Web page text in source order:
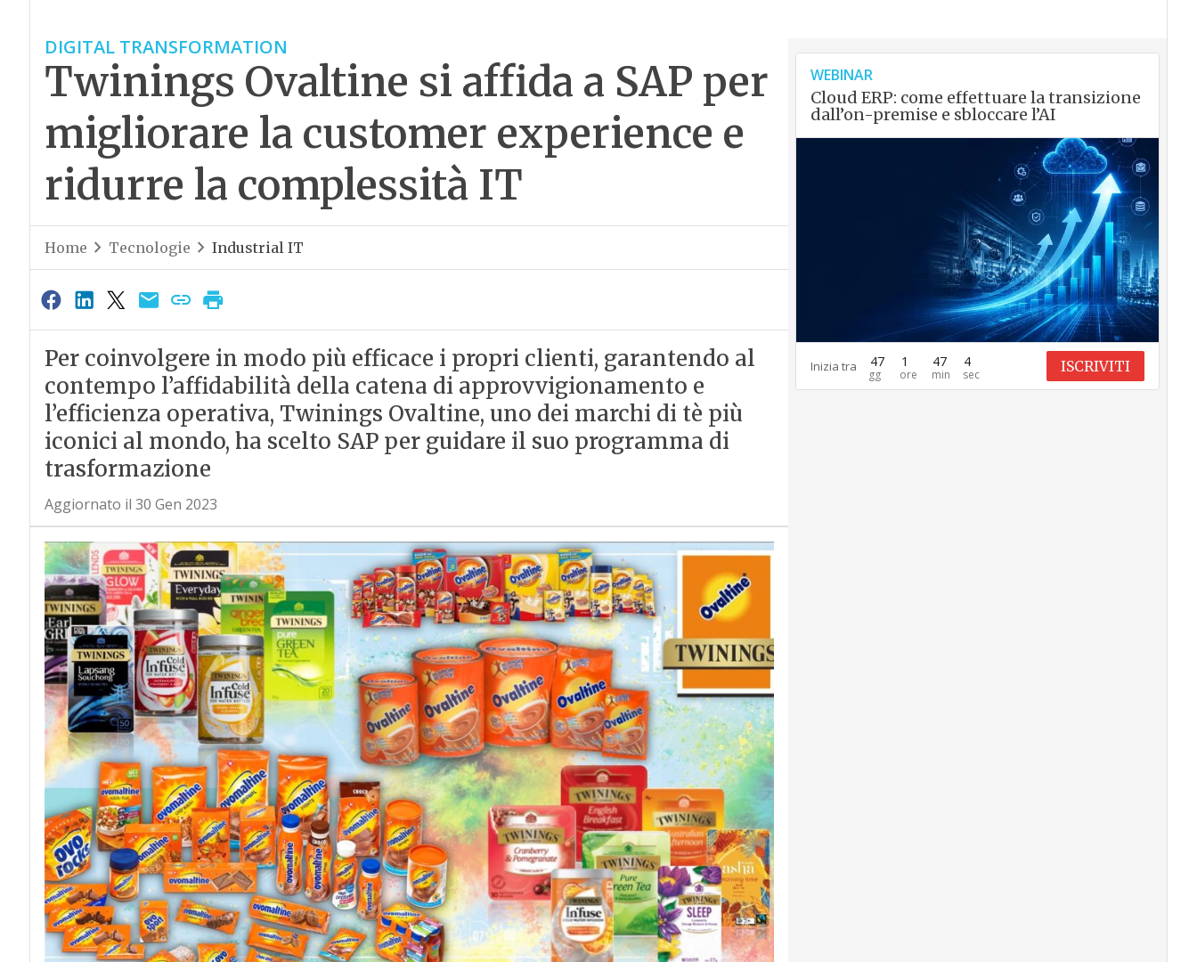
DIGITAL TRANSFORMATION
Twinings Ovaltine si affida a SAP per
migliorare la customer experience e
ridurre la complessità IT
Home Tecnologie Industrial IT
Per coinvolgere in modo più efficace i propri clienti, garantendo al
contempo l’affidabilità della catena di approvvigionamento e
l’efficienza operativa, Twinings Ovaltine, uno dei marchi di tè più
iconici al mondo, ha scelto SAP per guidare il suo programma di
trasformazione
Aggiornato il 30 Gen 2023
WEBINAR
Cloud ERP: come effettuare la transizione
dall’on-premise e sbloccare l’AI
Inizia tra 47 1 47 3 ISCRIVITI